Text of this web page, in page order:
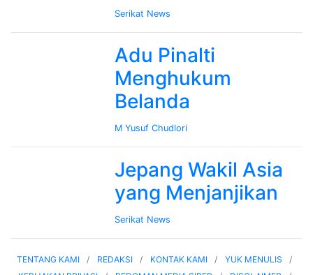
Serikat News
Adu Pinalti
Menghukum
Belanda
M Yusuf Chudlori
Jepang Wakil Asia
yang Menjanjikan
Serikat News
TENTANG KAMI REDAKSI KONTAK KAMI
YUK MENULIS